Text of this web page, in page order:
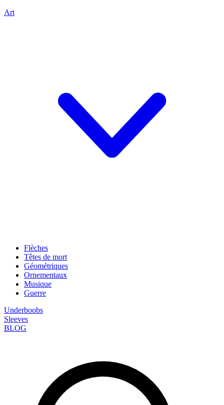
Art
Flèches
Têtes de mort
Géométriques
Ornementaux
Musique
Guerre
Underboobs
Sleeves
BLOG